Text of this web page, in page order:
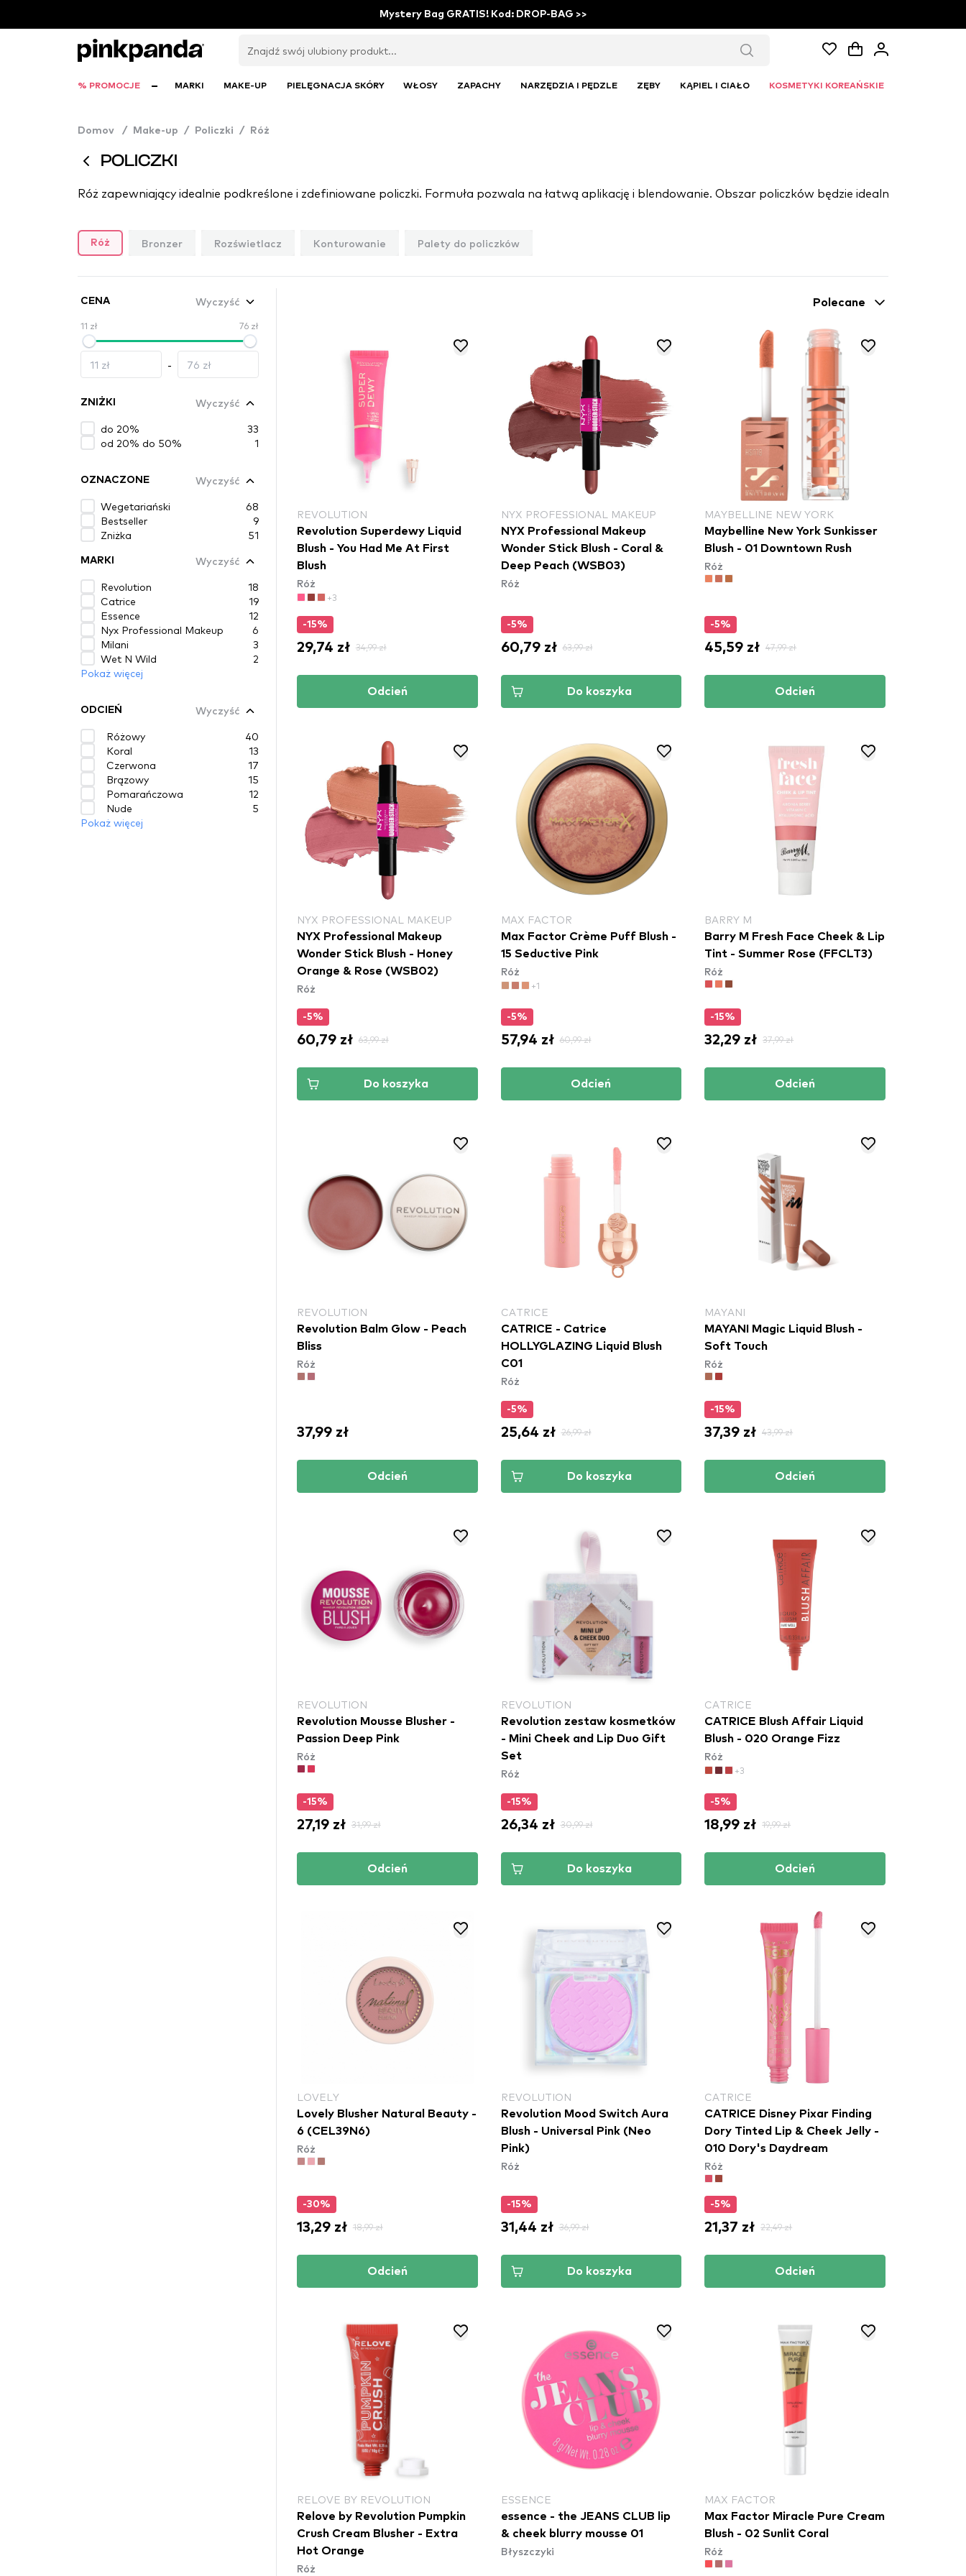
Mystery Bag GRATIS! Kod: DROP-BAG >>
% PROMOCJE MARKI MAKE-UP PIELĘGNACJA SKÓRY WŁOSY ZAPACHY NARZĘDZIA I PĘDZLE ZĘBY KĄPIEL I CIAŁO KOSMETYKI KOREAŃSKIE
Domov / Make-up / Policzki / Róż
POLICZKI
Róż Bronzer Rozświetlacz Konturowanie Palety do policzków
CENA Wyczyść
11 zł 76 zł
-
ZNIŻKI
Wyczyść
do 20%
33
od 20% do 50%
1
OZNACZONE
Wyczyść
Wegetariański
68
Bestseller
9
Zniżka
51
MARKI
Wyczyść
Revolution
18
Catrice
19
Essence
12
Nyx Professional Makeup
6
Milani
3
Wet N Wild
2
Pokaż więcej
ODCIEŃ
Wyczyść
Różowy
40
Koral
13
Czerwona
17
Brązowy
15
Pomarańczowa
12
Nude
5
Pokaż więcej
Polecane
REVOLUTION
Revolution Superdewy Liquid
Blush - You Had Me At First
Blush
Róż
+3
-15%
29,74 zł 34,99 zł
Odcień
NYX PROFESSIONAL MAKEUP
NYX Professional Makeup
Wonder Stick Blush - Coral &
Deep Peach (WSB03)
Róż
-5%
60,79 zł 63,99 zł
Do koszyka
MAYBELLINE NEW YORK
Maybelline New York Sunkisser
Blush - 01 Downtown Rush​
Róż
-5%
45,59 zł 47,99 zł
Odcień
NYX PROFESSIONAL MAKEUP
NYX Professional Makeup
Wonder Stick Blush - Honey
Orange & Rose (WSB02)
Róż
-5%
60,79 zł 63,99 zł
Do koszyka
MAX FACTOR
Max Factor Crème Puff Blush -
15 Seductive Pink
Róż
+1
-5%
57,94 zł 60,99 zł
Odcień
BARRY M
Barry M Fresh Face Cheek & Lip
Tint - Summer Rose (FFCLT3)
Róż
-15%
32,29 zł 37,99 zł
Odcień
REVOLUTION
Revolution Balm Glow - Peach
Bliss
Róż
37,99 zł
Odcień
CATRICE
CATRICE - Catrice
HOLLYGLAZING Liquid Blush
C01
Róż
-5%
25,64 zł 26,99 zł
Do koszyka
MAYANI
MAYANI Magic Liquid Blush -
Soft Touch
Róż
-15%
37,39 zł 43,99 zł
Odcień
REVOLUTION
Revolution Mousse Blusher -
Passion Deep Pink
Róż
-15%
27,19 zł 31,99 zł
Odcień
REVOLUTION
Revolution zestaw kosmetków
- Mini Cheek and Lip Duo Gift
Set
Róż
-15%
26,34 zł 30,99 zł
Do koszyka
CATRICE
CATRICE Blush Affair Liquid
Blush - 020 Orange Fizz
Róż
+3
-5%
18,99 zł 19,99 zł
Odcień
LOVELY
Lovely Blusher Natural Beauty -
6 (CEL39N6)
Róż
-30%
13,29 zł 18,99 zł
Odcień
REVOLUTION
Revolution Mood Switch Aura
Blush - Universal Pink (Neo
Pink)
Róż
-15%
31,44 zł 36,99 zł
Do koszyka
CATRICE
CATRICE Disney Pixar Finding
Dory Tinted Lip & Cheek Jelly -
010 Dory's Daydream
Róż
-5%
21,37 zł 22,49 zł
Odcień
RELOVE BY REVOLUTION
Relove by Revolution Pumpkin
Crush Cream Blusher - Extra
Hot Orange
Róż
ESSENCE
essence - the JEANS CLUB lip
& cheek blurry mousse 01
Błyszczyki
MAX FACTOR
Max Factor Miracle Pure Cream
Blush - 02 Sunlit Coral
Róż